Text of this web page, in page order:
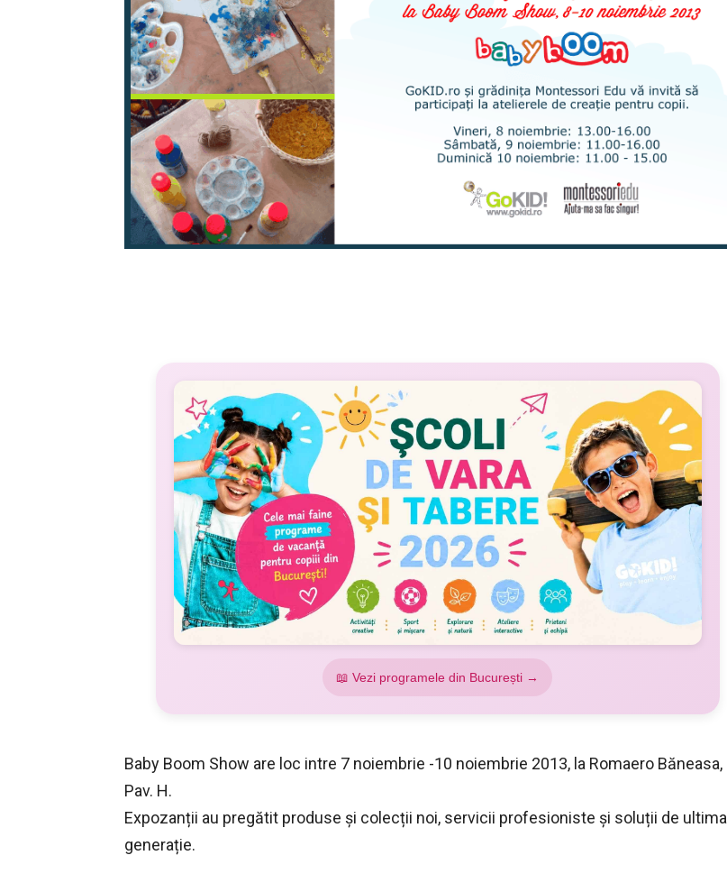
📖 Vezi programele din București →
Baby Boom Show are loc intre 7 noiembrie -10 noiembrie 2013, la Romaero Băneasa,
Pav. H.
Expozanții au pregătit produse și colecții noi, servicii profesioniste și soluții de ultima
generație.